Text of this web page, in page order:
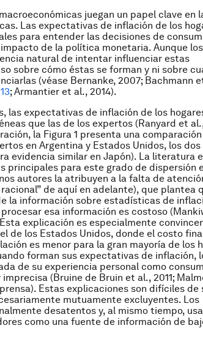
juegan un papel clave en
Las expectativas de inflación de los
para entender las decisiones de
de la política monetaria. Aunque los
natural de intentar influenciar estas
sobre cómo éstas se forman y ni sobre
(véase Bernanke, 2007; Bachmann
; Armantier et al., 2014).
las expectativas de inflación de los
que las de los expertos (Ranyard et
la Figura 1 presenta una
en Argentina y Estados Unidos, los dos
evidencia similar en Japón). La literatura
principales para este grado de dispersión
autores la atribuyen a la falta de
de aquí en adelante), que plantea
la información sobre estadísticas de
esa información es costoso
explicación es especialmente
de los Estados Unidos, donde el costo
es menor para la gran mayoría de los
forman sus expectativas de inflación,
de su experiencia personal como
(Bruine de Bruin et al., 2011;
Estas explicaciones son difíciles de
mutuamente excluyentes. Los
desatentos y, al mismo tiempo,
como una fuente de información de